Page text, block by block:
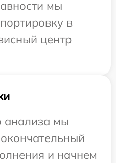
мы
в
центр
анализа мы
и начнем